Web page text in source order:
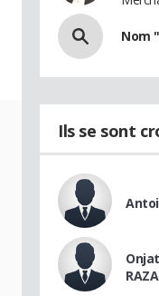
Nom
Ils se sont